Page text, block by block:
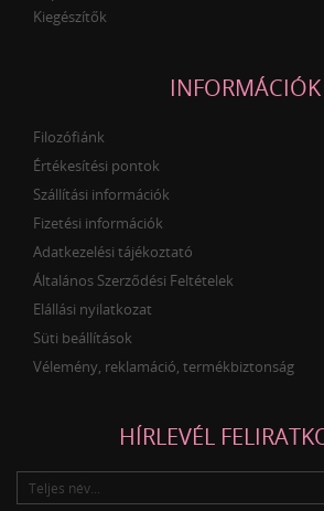
Kiegészítők
INFORMÁCIÓK
Filozófiánk
Értékesítési pontok
Szállítási információk
Fizetési információk
Adatkezelési tájékoztató
Általános Szerződési Feltételek
Elállási nyilatkozat
Süti beállítások
Vélemény, reklamáció, termékbiztonság
HÍRLEVÉL